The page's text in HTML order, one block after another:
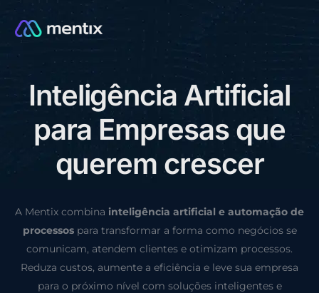
Inteligência Artificial
para Empresas que
querem crescer
A Mentix combina inteligência artificial e automação de
processospara transformar a forma como negócios se
comunicam, atendem clientes e otimizam processos.
Reduza custos, aumente a eficiência e leve sua empresa
para o próximo nível com soluções inteligentes e
CONSULTORIA GRÁTIS